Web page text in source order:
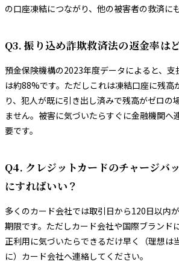
の口座凍結につながり、他の被害者の救済に
Q3. 振り込め詐欺救済法の返金率は
預金保険機構の2023年度データによると、支
は約88%です。ただしこれは凍結口座に残高
り、犯人が既に引き出し済みで残高がゼロの
ません。被害に気づいたらすぐに金融機関へ
要です。
Q4. クレジットカードのチャージバ
にすればいい？
多くのカード会社では取引日から120日以内
期限です。ただしカード会社や国際ブランド
正利用に気づいたらできるだけ早く（理想は
に）カード会社へ連絡してください。